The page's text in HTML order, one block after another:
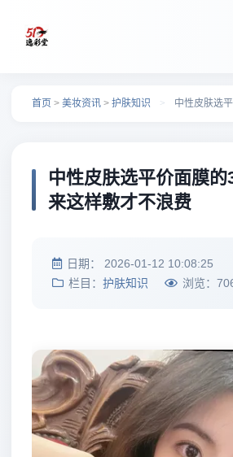
首页 > 美妆资讯 > 护肤知识 > 中性皮肤选平价面膜
中性皮肤选平价面膜
来这样敷才不浪费
日期： 2026-01-12 10:08:25
栏目： 护肤知识 浏览：